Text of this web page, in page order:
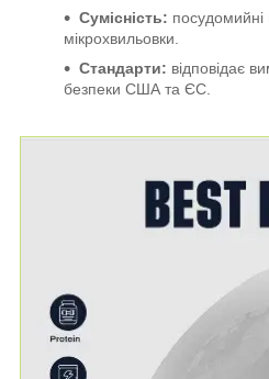
Сумісність:
мікрохвильовки.
Стандарти: відповідає
безпеки США та ЄС.